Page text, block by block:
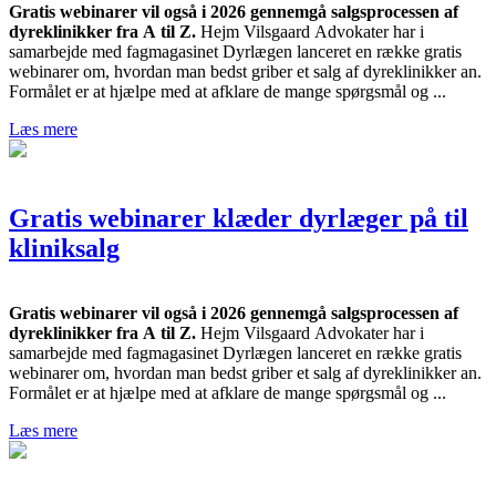
Gratis webinarer vil også i 2026 gennemgå salgsprocessen af
dyreklinikker fra A til Z.
samarbejde med fagmagasinet Dyrlægen lanceret en række gratis
webinarer om, hvordan man bedst griber et salg af dyreklinikker an.
Formålet er at hjælpe med at afklare de mange spørgsmål og ...
Læs mere
Gratis webinarer klæder dyrlæger på til
kliniksalg
Gratis webinarer vil også i 2026 gennemgå salgsprocessen af
dyreklinikker fra A til Z.
samarbejde med fagmagasinet Dyrlægen lanceret en række gratis
webinarer om, hvordan man bedst griber et salg af dyreklinikker an.
Formålet er at hjælpe med at afklare de mange spørgsmål og ...
Læs mere